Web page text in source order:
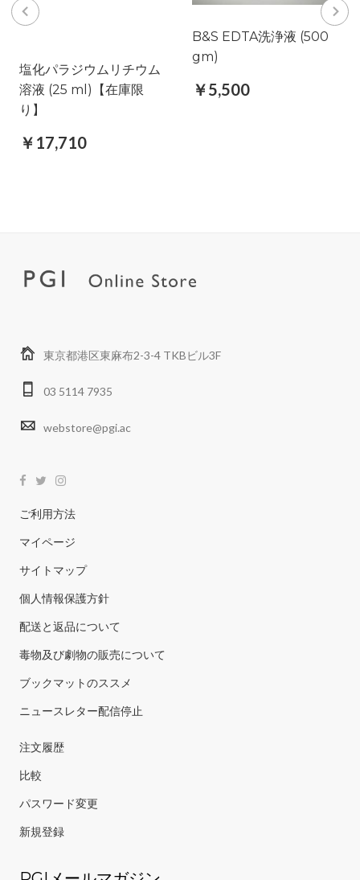
塩化パラジウムリチウム
溶液 (25 ml)【在庫限
り】
￥17,710
B&S EDTA洗浄液 (500
gm)
￥5,500
東京都港区東麻布2-3-4 TKBビル3F
03 5114 7935
webstore@pgi.ac
ご利用方法
マイページ
サイトマップ
個人情報保護方針
配送と返品について
毒物及び劇物の販売について
ブックマットのススメ
ニュースレター配信停止
注文履歴
比較
パスワード変更
新規登録